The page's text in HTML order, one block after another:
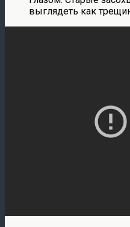
выглядеть как